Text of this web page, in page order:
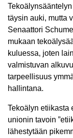
täysin auki, mutta
Senaattori
mukaan
kuluessa, joten
valmistuvan
tarpeellisuus
hallintana.
Tekoälyn etiikasta
unionin tavoin
lähestytään